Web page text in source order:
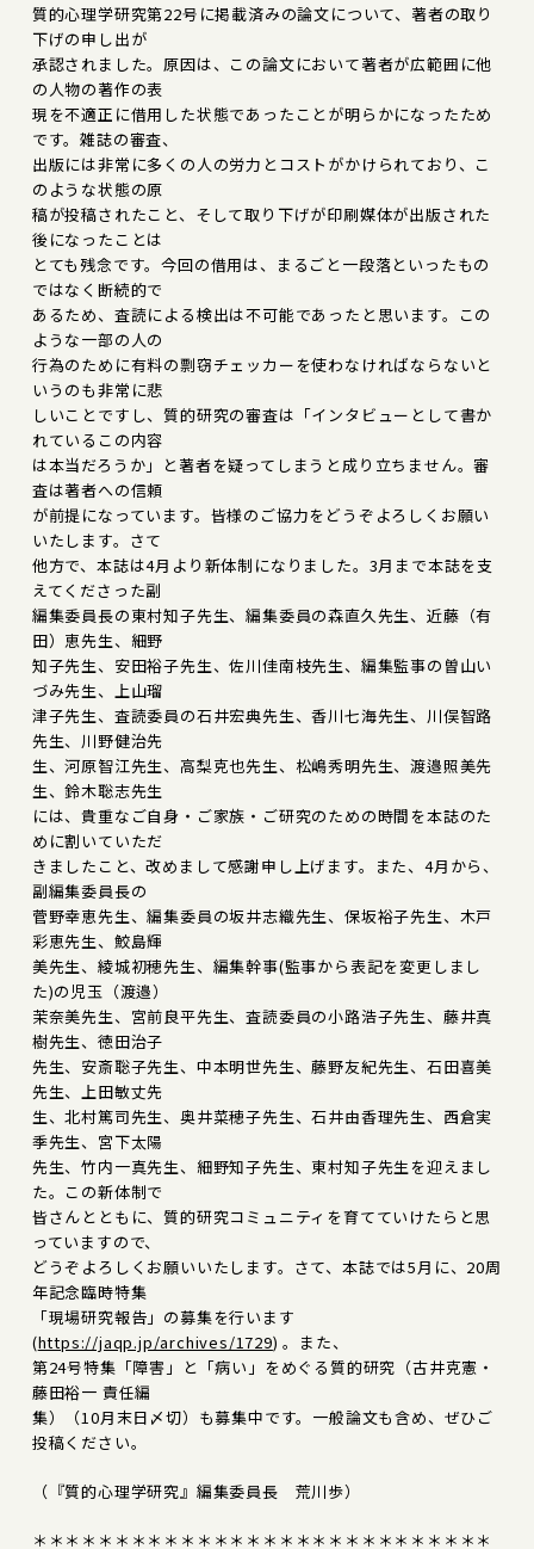
質的心理学研究第22号に掲載済みの論文について、著者の取り
下げの申し出が
承認されました。原因は、この論文において著者が広範囲に他
の人物の著作の表
現を不適正に借用した状態であったことが明らかになったため
です。雑誌の審査、
出版には非常に多くの人の労力とコストがかけられており、こ
のような状態の原
稿が投稿されたこと、そして取り下げが印刷媒体が出版された
後になったことは
とても残念です。今回の借用は、まるごと一段落といったもの
ではなく断続的で
あるため、査読による検出は不可能であったと思います。この
ような一部の人の
行為のために有料の剽窃チェッカーを使わなければならないと
いうのも非常に悲
しいことですし、質的研究の審査は「インタビューとして書か
れているこの内容
は本当だろうか」と著者を疑ってしまうと成り立ちません。審
査は著者への信頼
が前提になっています。皆様のご協力をどうぞよろしくお願い
いたします。さて
他方で、本誌は4月より新体制になりました。3月まで本誌を支
えてくださった副
編集委員長の東村知子先生、編集委員の森直久先生、近藤（有
田）恵先生、細野
知子先生、安田裕子先生、佐川佳南枝先生、編集監事の曽山い
づみ先生、上山瑠
津子先生、査読委員の石井宏典先生、香川七海先生、川俣智路
先生、川野健治先
生、河原智江先生、高梨克也先生、松嶋秀明先生、渡邉照美先
生、鈴木聡志先生
には、貴重なご自身・ご家族・ご研究のための時間を本誌のた
めに割いていただ
きましたこと、改めまして感謝申し上げます。また、4月から、
副編集委員長の
菅野幸恵先生、編集委員の坂井志織先生、保坂裕子先生、木戸
彩恵先生、鮫島輝
美先生、綾城初穂先生、編集幹事(監事から表記を変更しまし
た)の児玉（渡邉）
茉奈美先生、宮前良平先生、査読委員の小路浩子先生、藤井真
樹先生、徳田治子
先生、安斎聡子先生、中本明世先生、藤野友紀先生、石田喜美
先生、上田敏丈先
生、北村篤司先生、奥井菜穂子先生、石井由香理先生、西倉実
季先生、宮下太陽
先生、竹内一真先生、細野知子先生、東村知子先生を迎えまし
た。この新体制で
皆さんとともに、質的研究コミュニティを育てていけたらと思
っていますので、
どうぞよろしくお願いいたします。さて、本誌では5月に、20周
年記念臨時特集
「現場研究報告」の募集を行います
(https://jaqp.jp/archives/1729) 。また、
第24号特集「障害」と「病い」をめぐる質的研究（古井克憲・
藤田裕一 責任編
集）（10月末日〆切）も募集中です。一般論文も含め、ぜひご
投稿ください。
（『質的心理学研究』編集委員長 荒川歩）
＊＊＊＊＊＊＊＊＊＊＊＊＊＊＊＊＊＊＊＊＊＊＊＊＊＊＊＊